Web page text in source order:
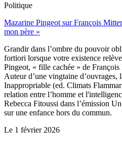
Politique
Mazarine Pingeot sur François
mon père »
Grandir dans l’ombre du pouvoir
fortiori lorsque votre existence
Pingeot, « fille cachée » de
Auteur d’une vingtaine
Inappropriable (ed. Climats
relation entre l’homme et
Rebecca Fitoussi dans l’émission
sur une enfance hors du commun.
Le 1 février 2026